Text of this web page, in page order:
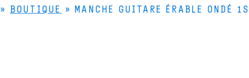
» BOUTIQUE » MANCHE GUITARE ÉRABLE ONDÉ